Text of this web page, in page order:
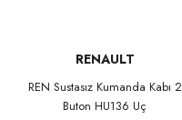
RENAULT
REN Sustasız Kumanda Kabı 2
Buton HU136 Uç